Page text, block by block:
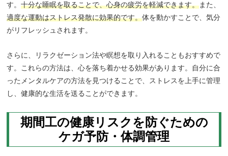
す。 十分な睡眠を取ることで、心身の疲労を軽減できます。また、
適度な運動はストレス発散に効果的です。体を動かすことで、気分
がリフレッシュされます。
さらに、リラクゼーション法や瞑想を取り入れることもおすすめで
す。これらの方法は、心を落ち着かせる効果があります。自分に合
ったメンタルケアの方法を見つけることで、ストレスを上手に管理
し、健康的な生活を送ることができます。
期間工の健康リスクを防ぐための
ケガ予防・体調管理